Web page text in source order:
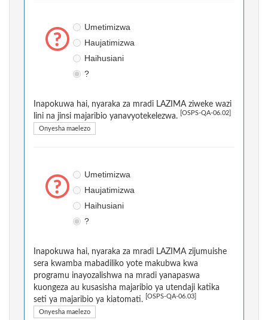
Umetimizwa
Haujatimizwa
Haihusiani
?
Inapokuwa hai, nyaraka za mradi LAZIMA ziweke wazi
lini na jinsi majaribio yanavyotekelezwa.
[OSPS-QA-06.02]
Onyesha maelezo
Umetimizwa
Haujatimizwa
Haihusiani
?
Inapokuwa hai, nyaraka za mradi LAZIMA zijumuishe
sera kwamba mabadiliko yote makubwa kwa
programu inayozalishwa na mradi yanapaswa
kuongeza au kusasisha majaribio ya utendaji katika
seti ya majaribio ya kiatomati.
[OSPS-QA-06.03]
Onyesha maelezo